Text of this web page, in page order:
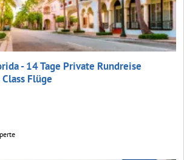
- 14 Tage Private Rundreise
Flüge